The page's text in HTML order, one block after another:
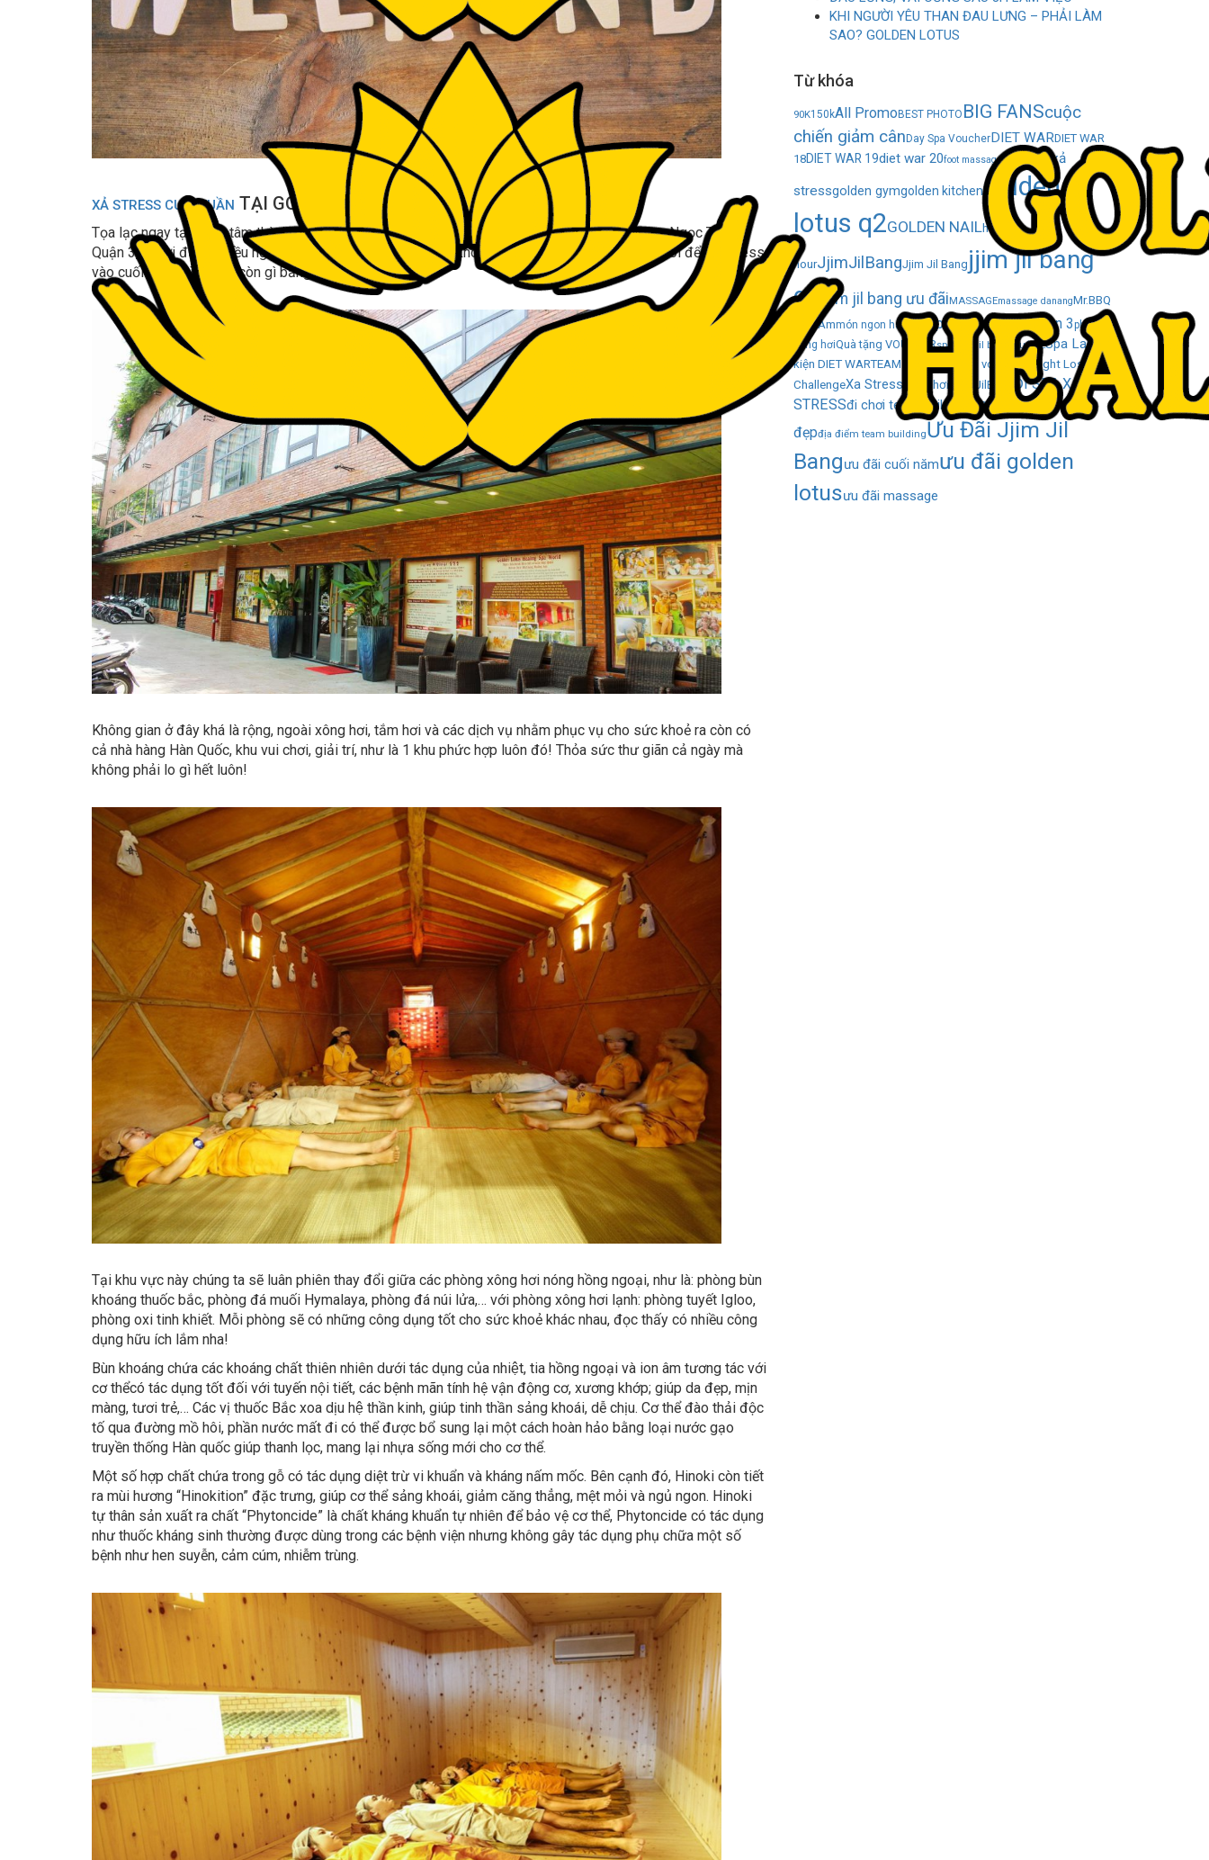
XẢ STRESS CUỐI TUẦN TẠI GOLDEN LOTUS HEALING WORLD
Tọa lạc ngay tại trung tâm thành phố, Golden Lotus Healing World World có địa chỉ: 27 Phạm Ngọc Thạch,
Quận 3, là nơi được nhiều người tìm kiếm nhất. Nơi đây với không gian đậm chất Hàn, có thể nói để xả stress
vào cuối tuần thì không còn gì bằng.
Không gian ở đây khá là rộng, ngoài xông hơi, tắm hơi và các dịch vụ nhằm phục vụ cho sức khoẻ ra còn có
cả nhà hàng Hàn Quốc, khu vui chơi, giải trí, như là 1 khu phức hợp luôn đó! Thỏa sức thư giãn cả ngày mà
không phải lo gì hết luôn!
Tại khu vực này chúng ta sẽ luân phiên thay đổi giữa các phòng xông hơi nóng hồng ngoại, như là: phòng bùn
khoáng thuốc bắc, phòng đá muối Hymalaya, phòng đá núi lửa,… với phòng xông hơi lạnh: phòng tuyết Igloo,
phòng oxi tinh khiết. Mỗi phòng sẽ có những công dụng tốt cho sức khoẻ khác nhau, đọc thấy có nhiều công
dụng hữu ích lắm nha!
Bùn khoáng chứa các khoáng chất thiên nhiên dưới tác dụng của nhiệt, tia hồng ngoại và ion âm tương tác với
cơ thểcó tác dụng tốt đối với tuyến nội tiết, các bệnh mãn tính hệ vận động cơ, xương khớp; giúp da đẹp, mịn
màng, tươi trẻ,… Các vị thuốc Bắc xoa dịu hệ thần kinh, giúp tinh thần sảng khoái, dễ chịu. Cơ thể đào thải độc
tố qua đường mồ hôi, phần nước mất đi có thể được bổ sung lại một cách hoàn hảo bằng loại nước gạo
truyền thống Hàn quốc giúp thanh lọc, mang lại nhựa sống mới cho cơ thể.
Một số hợp chất chứa trong gỗ có tác dụng diệt trừ vi khuẩn và kháng nấm mốc. Bên cạnh đó, Hinoki còn tiết
ra mùi hương “Hinokition” đặc trưng, giúp cơ thể sảng khoái, giảm căng thẳng, mệt mỏi và ngủ ngon. Hinoki
tự thân sản xuất ra chất “Phytoncide” là chất kháng khuẩn tự nhiên để bảo vệ cơ thể, Phytoncide có tác dụng
như thuốc kháng sinh thường được dùng trong các bệnh viện nhưng không gây tác dụng phụ chữa một số
bệnh như hen suyễn, cảm cúm, nhiễm trùng.
KHI NGƯỜI YÊU THAN ĐAU LƯNG – PHẢI LÀM
SAO? GOLDEN LOTUS
Từ khóa
90K150kAll PromoBEST PHOTO BIG FANScuộc
chiến giảm cân Day Spa VoucherDIET WARDIET WAR
18DIET WAR 19diet war 20foot massagegia đình xả
stressgolden gymgolden kitchengolden
lotus q2GOLDEN NAILhappy
hourJjimJilBangJjim Jil Bang jjim jil bang
q2 jjim jil bang ưu đãiMASSAGEmassage danangMr.BBQ
& SsAmmón ngon hàn quốc phòng tập gym quận 3phòng
xông hơiQuà tặng VOUCHERspa jjim jil bang quận 2Spa Land
kiện DIET WARTEAM BUILDING tặng voucher
Weight Loss
ChallengeXa Stress xông hơi JjimJilBang ĐI SPA XẢ
STRESSđi chơi team building
địa điểm check-in
đẹpđịa điểm team buildingƯu Đãi Jjim Jil
Bangưu đãi cuối nămưu đãi golden
lotusưu đãi massage